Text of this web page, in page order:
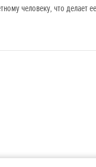
человеку, что делает
и пакет дополнительного
то модели без